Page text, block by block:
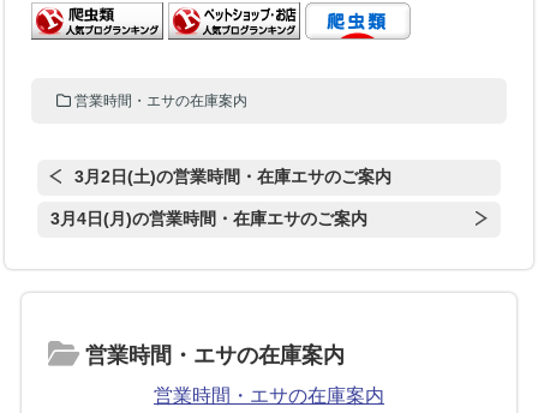
営業時間・エサの在庫案内
3月2日(土)の営業時間・在庫エサのご案内
3月4日(月)の営業時間・在庫エサのご案内
営業時間・エサの在庫案内
営業時間・エサの在庫案内